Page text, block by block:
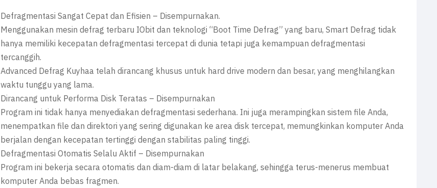
Defragmentasi Sangat Cepat dan Efisien – Disempurnakan.
Menggunakan mesin defrag terbaru IObit dan teknologi “Boot Time Defrag” yang baru, Smart Defrag tidak
hanya memiliki kecepatan defragmentasi tercepat di dunia tetapi juga kemampuan defragmentasi
tercanggih.
Advanced Defrag Kuyhaa telah dirancang khusus untuk hard drive modern dan besar, yang menghilangkan
waktu tunggu yang lama.
Dirancang untuk Performa Disk Teratas – Disempurnakan
Program ini tidak hanya menyediakan defragmentasi sederhana. Ini juga merampingkan sistem file Anda,
menempatkan file dan direktori yang sering digunakan ke area disk tercepat, memungkinkan komputer Anda
berjalan dengan kecepatan tertinggi dengan stabilitas paling tinggi.
Defragmentasi Otomatis Selalu Aktif – Disempurnakan
Program ini bekerja secara otomatis dan diam-diam di latar belakang, sehingga terus-menerus membuat
komputer Anda bebas fragmen.